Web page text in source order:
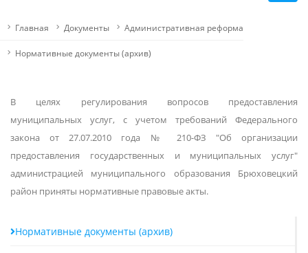
Главная Документы Административная реформа
Нормативные документы (архив)
Нормативные документы (архив)
В целях регулирования вопросов предоставления
муниципальных услуг, с учетом требований Федерального
закона от 27.07.2010 года № 210-ФЗ "Об организации
предоставления государственных и муниципальных услуг"
администрацией муниципального образования Брюховецкий
район приняты нормативные правовые акты.